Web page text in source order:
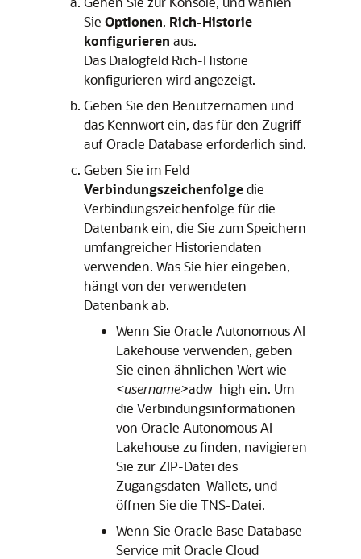
Sie Optionen, Rich-Historie
konfigurieren aus.
Das Dialogfeld Rich-Historie
konfigurieren wird angezeigt.
Geben Sie den Benutzernamen und
das Kennwort ein, das für den Zugriff
auf Oracle Database erforderlich sind.
Geben Sie im Feld
Verbindungszeichenfolgedie
Verbindungszeichenfolge für die
Datenbank ein, die Sie zum Speichern
umfangreicher Historiendaten
verwenden. Was Sie hier eingeben,
hängt von der verwendeten
Datenbank ab.
Wenn Sie Oracle Autonomous AI
Lakehouse verwenden, geben
Sie einen ähnlichen Wert wie
<username>adw_high ein. Um
die Verbindungsinformationen
von Oracle Autonomous AI
Lakehouse zu finden, navigieren
Sie zur ZIP-Datei des
Zugangsdaten-Wallets, und
öffnen Sie die TNS-Datei.
Wenn Sie Oracle Base Database
Service mitOracle Cloud